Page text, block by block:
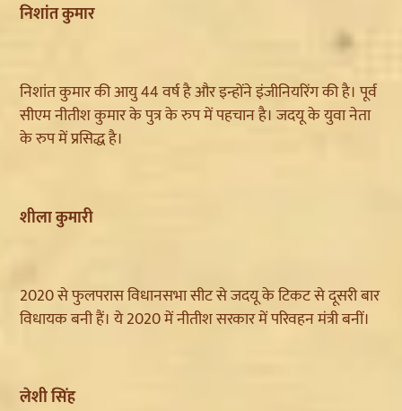
निशांत कुमार
निशांत कुमार की आयु 44 वर्ष है और इन्होंने इंजीनियरिंग की है। पूर्व
सीएम नीतीश कुमार के पुत्र के रुप में पहचान है। जदयू के युवा नेता
के रुप में प्रसिद्ध है।
शीला कुमारी
2020 से फुलपरास विधानसभा सीट से जदयू के टिकट से दूसरी बार
विधायक बनी हैं। ये 2020 में नीतीश सरकार में परिवहन मंत्री बनीं।
लेशी सिंह